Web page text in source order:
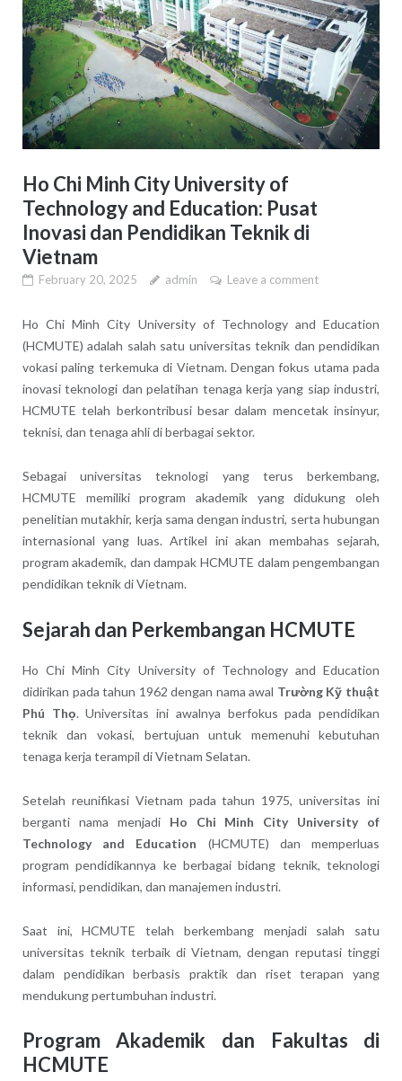
Ho Chi Minh City University of
Technology and Education: Pusat
Inovasi dan Pendidikan Teknik di
Vietnam
February 20, 2025 admin Leave a comment
Ho Chi Minh City University of Technology and Education
(HCMUTE) adalah salah satu universitas teknik dan pendidikan
vokasi paling terkemuka di Vietnam. Dengan fokus utama pada
inovasi teknologi dan pelatihan tenaga kerja yang siap industri,
HCMUTE telah berkontribusi besar dalam mencetak insinyur,
teknisi, dan tenaga ahli di berbagai sektor.
Sebagai universitas teknologi yang terus berkembang,
HCMUTE memiliki program akademik yang didukung oleh
penelitian mutakhir, kerja sama dengan industri, serta hubungan
internasional yang luas. Artikel ini akan membahas sejarah,
program akademik, dan dampak HCMUTE dalam pengembangan
pendidikan teknik di Vietnam.
Sejarah dan Perkembangan HCMUTE
Ho Chi Minh City University of Technology and Education
didirikan pada tahun 1962 dengan nama awal Trường Kỹ thuật
Phú Thọ. Universitas ini awalnya berfokus pada pendidikan
teknik dan vokasi, bertujuan untuk memenuhi kebutuhan
tenaga kerja terampil di Vietnam Selatan.
Setelah reunifikasi Vietnam pada tahun 1975, universitas ini
berganti nama menjadi Ho Chi Minh City University of
Technology and Education (HCMUTE) dan memperluas
program pendidikannya ke berbagai bidang teknik, teknologi
informasi, pendidikan, dan manajemen industri.
Saat ini, HCMUTE telah berkembang menjadi salah satu
universitas teknik terbaik di Vietnam, dengan reputasi tinggi
dalam pendidikan berbasis praktik dan riset terapan yang
mendukung pertumbuhan industri.
Program Akademik dan Fakultas di
HCMUTE